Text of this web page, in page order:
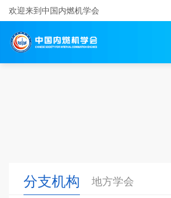
欢迎来到中国内燃机学会
分支机构 地方学会